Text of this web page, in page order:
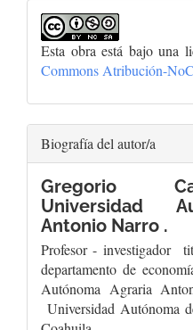
Esta obra está bajo una
Commons Atribución-
Biografía del autor/a
Gregorio
Universidad
Antonio Narro .
Profesor - investigador
departamento de
Autónoma Agraria
Universidad Autónoma